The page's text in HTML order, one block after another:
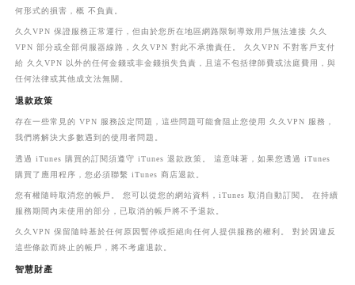
何形式的損害，概 不負責。
久久VPN 保證服務正常運行，但由於您所在地區網路限制導致用戶無法連接 久久
VPN 部分或全部伺服器線路，久久VPN 對此不承擔責任。 久久VPN 不對客戶支付
給 久久VPN 以外的任何金錢或非金錢損失負責，且這不包括律師費或法庭費用，與
任何法律或其他成文法無關。
退款政策
存在一些常見的 VPN 服務設定問題，這些問題可能會阻止您使用 久久VPN 服務，
我們將解決大多數遇到的使用者問題。
透過 iTunes 購買的訂閱須遵守 iTunes 退款政策。 這意味著，如果您透過 iTunes
購買了應用程序，您必須聯繫 iTunes 商店退款。
您有權隨時取消您的帳戶。 您可以從您的網站資料，iTunes 取消自動訂閱。 在持續
服務期間內未使用的部分，已取消的帳戶將不予退款。
久久VPN 保留隨時基於任何原因暫停或拒絕向任何人提供服務的權利。 對於因違反
這些條款而終止的帳戶，將不考慮退款。
智慧財產